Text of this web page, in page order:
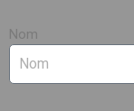
Nom